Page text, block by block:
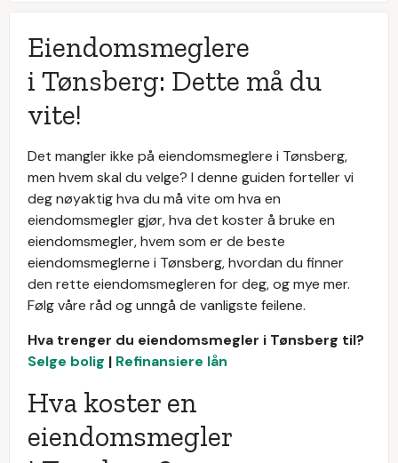
Eiendomsmeglere
i Tønsberg: Dette må du
vite!
Det mangler ikke på eiendomsmeglere i Tønsberg,
men hvem skal du velge? I denne guiden forteller vi
deg nøyaktig hva du må vite om hva en
eiendomsmegler gjør, hva det koster å bruke en
eiendomsmegler, hvem som er de beste
eiendomsmeglerne i Tønsberg, hvordan du finner
den rette eiendomsmegleren for deg, og mye mer.
Følg våre råd og unngå de vanligste feilene.
Hva trenger du eiendomsmegler i Tønsberg til?
Selge bolig | Refinansiere lån
Hva koster en
eiendomsmegler